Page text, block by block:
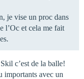
je vise un proc dans
l’Oc et cela me fait
c’est de la balle!
importants avec un